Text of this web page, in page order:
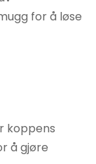
for å løse
koppens
å gjøre